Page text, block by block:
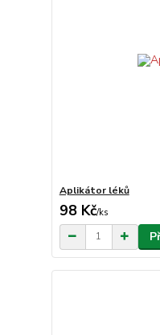
Aplikátor léků
98 Kč/ks